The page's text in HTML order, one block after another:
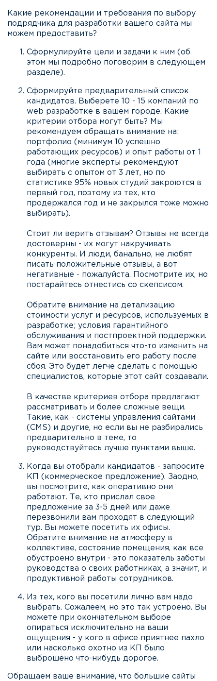
Какие рекомендации и требования по выбору
подрядчика для разработки вашего сайта мы
можем предоставить?
Сформулируйте цели и задачи к ним (об
этом мы подробно поговорим в следующем
разделе).
Сформируйте предварительный список
кандидатов. Выберете 10 - 15 компаний по
web разработке в вашем городе. Какие
критерии отбора могут быть? Мы
рекомендуем обращать внимание на:
портфолио (минимум 10 успешно
работающих ресурсов) и опыт работы от 1
года (многие эксперты рекомендуют
выбирать с опытом от 3 лет, но по
статистике 95% новых студий закроются в
первый год, поэтому из тех, кто
продержался год и не закрылся тоже можно
выбирать).
Стоит ли верить отзывам? Отзывы не всегда
достоверны - их могут накручивать
конкуренты. И люди, банально, не любят
писать положительные отзывы, а вот
негативные - пожалуйста. Посмотрите их, но
постарайтесь отнестись со скепсисом.
Обратите внимание на детализацию
стоимости услуг и ресурсов, используемых в
разработке; условия гарантийного
обслуживания и постпроектной поддержки.
Вам может понадобиться что-то изменить на
сайте или восстановить его работу после
сбоя. Это будет легче сделать с помощью
специалистов, которые этот сайт создавали.
В качестве критериев отбора предлагают
рассматривать и более сложные вещи.
Такие, как - системы управления сайтами
(CMS) и другие, но если вы не разбирались
предварительно в теме, то
руководствуйтесь лучше пунктами выше.
Когда вы отобрали кандидатов - запросите
КП (коммерческое предложение). Заодно,
вы посмотрите, как оперативно они
работают. Те, кто прислал свое
предложение за 3-5 дней или даже
перезвонили вам проходят в следующий
тур. Вы можете посетить их офисы.
Обратите внимание на атмосферу в
коллективе, состояние помещения, как все
обустроено внутри - это показатель заботы
руководства о своих работниках, а значит, и
продуктивной работы сотрудников.
Из тех, кого вы посетили лично вам надо
выбрать. Сожалеем, но это так устроено. Вы
можете при окончательном выборе
опираться исключительно на ваши
ощущения - у кого в офисе приятнее пахло
или насколько охотно из КП было
выброшено что-нибудь дорогое.
Обращаем ваше внимание, что большие сайты